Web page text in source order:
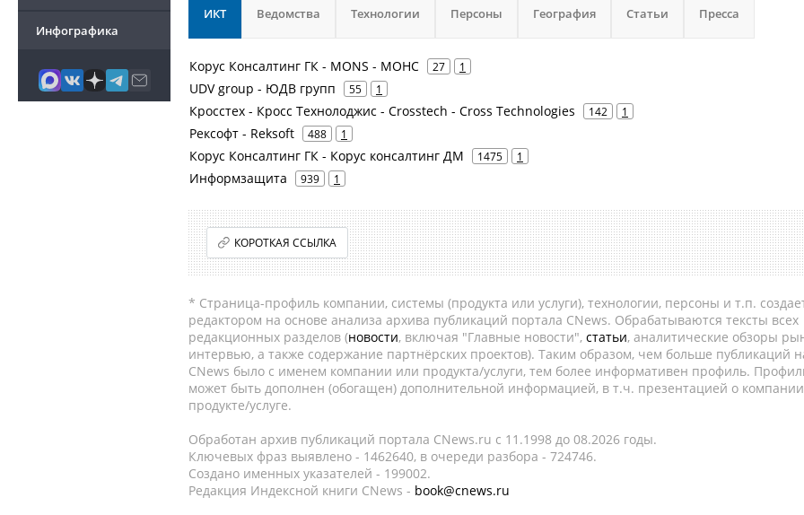
Инфографика
ИКТ Ведомства Технологии Персоны География Статьи Пресса
Корус Консалтинг ГК - MONS - МОНС 27 1
UDV group - ЮДВ групп 55 1
Кросстех - Кросс Технолоджис - Crosstech - Cross Technologies 142 1
Рексофт - Reksoft 488 1
Корус Консалтинг ГК - Корус консалтинг ДМ 1475 1
Информзащита 939 1
КОРОТКАЯ ССЫЛКА
* Страница-профиль компании, системы (продукта или услуги), технологии, персоны и т.п.
редактором на основе анализа архива публикаций портала CNews. Обрабатываются тексты всех
редакционных разделов (новости, включая "Главные новости", статьи, аналитические обзоры
интервью, а также содержание партнёрских проектов). Таким образом, чем больше публикаций
CNews было с именем компании или продукта/услуги, тем более информативен профиль.
может быть дополнен (обогащен) дополнительной информацией, в т.ч. презентацией о
продукте/услуге.
Обработан архив публикаций портала CNews.ru c 11.1998 до 08.2026 годы.
Ключевых фраз выявлено - 1462640, в очереди разбора - 724746.
Создано именных указателей - 199002.
Редакция Индексной книги CNews - book@cnews.ru